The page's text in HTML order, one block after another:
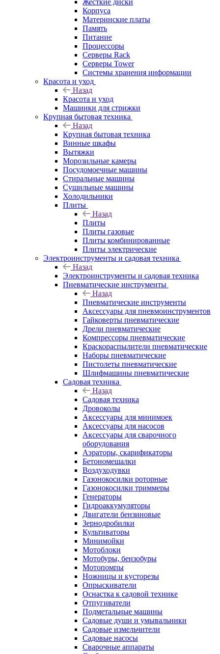
Жесткие диски
Корпуса
Материнские платы
Память
Питание
Процессоры
Серверы Rack
Серверы Tower
Системы хранения информации
Красота и уход
Назад
Красота и уход
Машинки для стрижки
Крупная бытовая техника
Назад
Крупная бытовая техника
Винные шкафы
Вытяжки
Морозильные камеры
Посудомоечные машины
Стиральные машины
Сушильные машины
Холодильники
Плиты
Назад
Плиты
Плиты газовые
Плиты комбинированные
Плиты электрические
Электроинструменты и садовая техника
Назад
Электроинструменты и садовая техника
Пневматические инструменты
Назад
Пневматические инструменты
Аксессуары для пневмоинструментов
Гайковерты пневматические
Дрели пневматические
Компрессоры пневматические
Краскораспылители пневматические
Наборы пневматические
Пистолеты пневматические
Шлифмашины пневматические
Садовая техника
Назад
Садовая техника
Дровоколы
Аксессуары для минимоек
Аксессуары для насосов
Аксессуары для сварочного
оборудования
Аэраторы, скарификаторы
Бетономешалки
Воздуходувки
Газонокосилки роторные
Газонокосилки триммеры
Генераторы
Гидроаккумуляторы
Двигатели бензиновые
Зернодробилки
Культиваторы
Минимойки
Мотоблоки
Мотобуры, бензобуры
Мотопомпы
Ножницы и кусторезы
Опрыскиватели
Оснастка к садовой технике
Отпугиватели
Подметальные машины
Садовые души и умывальники
Садовые измельчители
Садовые насосы
Сварочные аппараты